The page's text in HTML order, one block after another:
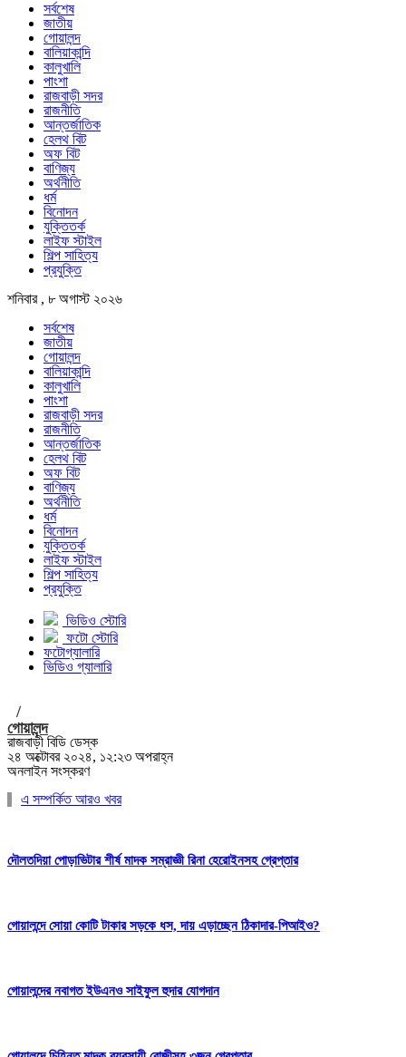
সর্বশেষ
জাতীয়
গোয়ালন্দ
বালিয়াকান্দি
কালুখালি
পাংশা
রাজবাড়ী সদর
রাজনীতি
আন্তর্জাতিক
হেলথ বিট
অফ বিট
বাণিজ্য
অর্থনীতি
ধর্ম
বিনোদন
যুক্তিতর্ক
লাইফ স্টাইল
শিল্প সাহিত্য
প্রযুক্তি
শনিবার , ৮ অগাস্ট ২০২৬
সর্বশেষ
জাতীয়
গোয়ালন্দ
বালিয়াকান্দি
কালুখালি
পাংশা
রাজবাড়ী সদর
রাজনীতি
আন্তর্জাতিক
হেলথ বিট
অফ বিট
বাণিজ্য
অর্থনীতি
ধর্ম
বিনোদন
যুক্তিতর্ক
লাইফ স্টাইল
শিল্প সাহিত্য
প্রযুক্তি
ভিডিও স্টোরি
ফটো স্টোরি
ফটোগ্যালারি
ভিডিও গ্যালারি
/
গোয়ালন্দ
রাজবাড়ী বিডি ডেস্ক
২৪ অক্টোবর ২০২৪, ১২:২৩ অপরাহ্ন
অনলাইন সংস্করণ
এ সম্পর্কিত আরও খবর
দৌলতদিয়া পোড়াভিটার শীর্ষ মাদক সম্রাজ্ঞী রিনা হেরোইনসহ গ্রেপ্তার
গোয়ালন্দে সোয়া কোটি টাকার সড়কে ধস, দায় এড়াচ্ছেন ঠিকাদার-পিআইও?
গোয়ালন্দের নবাগত ইউএনও সাইফুল হুদার যোগদান